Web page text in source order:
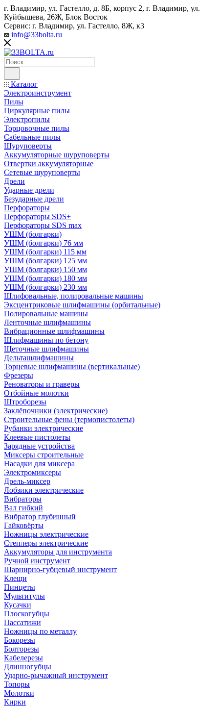
г. Владимир, ул. Гастелло, д. 8Б, корпус 2, г. Владимир, ул. ​
Куйбышева, 26Ж, Блок Восток
Сервис: г. Владимир, ул. Гастелло, 8Ж, к3
info@33bolta.ru
Каталог
Электроинструмент
Пилы
Циркулярные пилы
Электропилы
Торцовочные пилы
Сабельные пилы
Шуруповерты
Аккумуляторные шуруповерты
Отвертки аккумуляторные
Сетевые шуруповерты
Дрели
Ударные дрели
Безударные дрели
Перфораторы
Перфораторы SDS+
Перфораторы SDS max
УШМ (болгарки)
УШМ (болгарки) 76 мм
УШМ (болгарки) 115 мм
УШМ (болгарки) 125 мм
УШМ (болгарки) 150 мм
УШМ (болгарки) 180 мм
УШМ (болгарки) 230 мм
Шлифовальные, полировальные машины
Эксцентриковые шлифмашины (орбитальные)
Полировальные машины
Ленточные шлифмашины
Вибрационные шлифмашины
Шлифмашины по бетону
Щеточные шлифмашины
Дельташлифмашины
Торцевые шлифмашины (вертикальные)
Фрезеры
Реноваторы и граверы
Отбойные молотки
Штроборезы
Заклёпочники (электрические)
Строительные фены (термопистолеты)
Рубанки электрические
Клеевые пистолеты
Зарядные устройства
Миксеры строительные
Насадки для миксера
Электромиксеры
Дрель-миксер
Лобзики электрические
Вибраторы
Вал гибкий
Вибратор глубинный
Гайковёрты
Ножницы электрические
Степлеры электрические
Аккумуляторы для инструмента
Ручной инструмент
Шарнирно-губцевый инструмент
Клещи
Пинцеты
Мультитулы
Кусачки
Плоскогубцы
Пассатижи
Ножницы по металлу
Бокорезы
Болторезы
Кабелерезы
Длинногубцы
Ударно-рычажный инструмент
Топоры
Молотки
Кирки